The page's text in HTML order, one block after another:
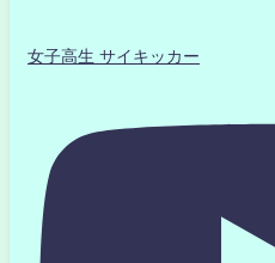
女子高生 サイキッカー